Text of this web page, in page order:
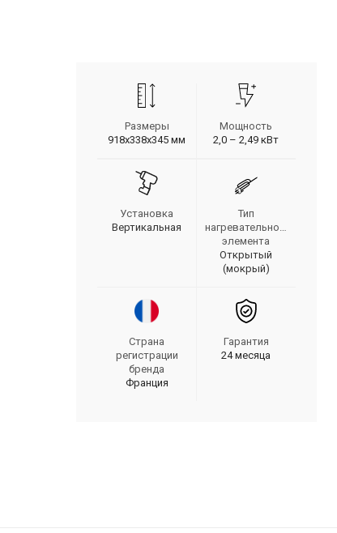
Размеры
918х338х345 мм
Мощность
2,0 – 2,49 кВт
Установка
Вертикальная
Тип
нагревательного
элемента
Открытый
(мокрый)
Страна
регистрации
бренда
Франция
Гарантия
24 месяца